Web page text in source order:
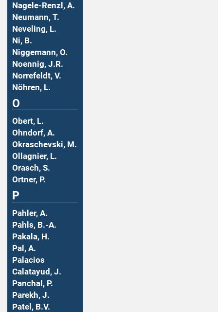
Nagele-Renzl, A.
Neumann, T.
Neveling, L.
Ni, B.
Niggemann, O.
Noennig, J.R.
Norrefeldt, V.
Nöhren, L.
O
Obert, L.
Ohndorf, A.
Okraschevski, M.
Ollagnier, L.
Orasch, S.
Ortner, P.
P
Pahler, A.
Pahls, B.-A.
Pakala, H.
Pal, A.
Palacios
Calatayud, J.
Panchal, P.
Parekh, J.
Patel, B.V.